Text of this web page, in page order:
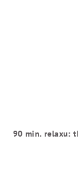
90 min. relaxu: